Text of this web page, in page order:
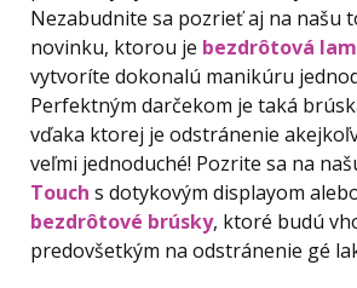
Nezabudnite sa pozrieť aj na našu
novinku, ktorou je bezdrôtová
vytvoríte dokonalú manikúru
Perfektným darčekom je taká
vďaka ktorej je odstránenie
veľmi jednoduché! Pozrite sa na
Touch s dotykovým displayom
bezdrôtové brúsky, ktoré budú
predovšetkým na odstránenie gé